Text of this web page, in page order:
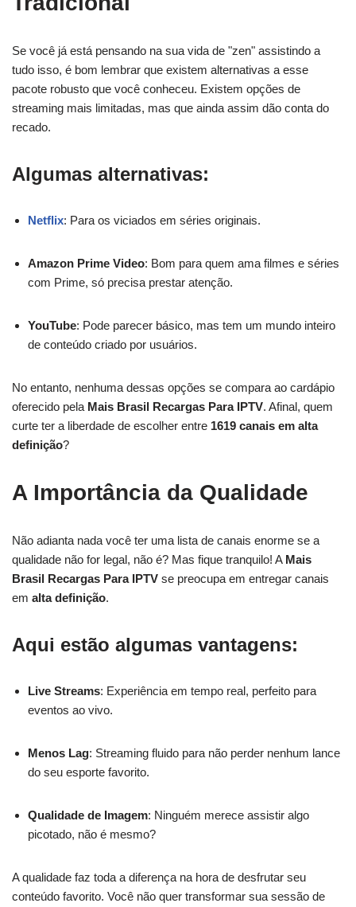
Se você já está pensando na sua vida de "zen" assistindo a
tudo isso, é bom lembrar que existem alternativas a esse
pacote robusto que você conheceu. Existem opções de
streaming mais limitadas, mas que ainda assim dão conta do
recado.
Algumas alternativas:
Netflix: Para os viciados em séries originais.
Amazon Prime Video: Bom para quem ama filmes e séries
com Prime, só precisa prestar atenção.
YouTube: Pode parecer básico, mas tem um mundo inteiro
de conteúdo criado por usuários.
No entanto, nenhuma dessas opções se compara ao cardápio
oferecido pela Mais Brasil Recargas Para IPTV. Afinal, quem
curte ter a liberdade de escolher entre 1619 canais em alta
definição?
A Importância da Qualidade
Não adianta nada você ter uma lista de canais enorme se a
qualidade não for legal, não é? Mas fique tranquilo! A Mais
Brasil Recargas Para IPTV se preocupa em entregar canais
em alta definição.
Aqui estão algumas vantagens:
Live Streams: Experiência em tempo real, perfeito para
eventos ao vivo.
Menos Lag: Streaming fluido para não perder nenhum lance
do seu esporte favorito.
Qualidade de Imagem: Ninguém merece assistir algo
picotado, não é mesmo?
A qualidade faz toda a diferença na hora de desfrutar seu
conteúdo favorito. Você não quer transformar sua sessão de